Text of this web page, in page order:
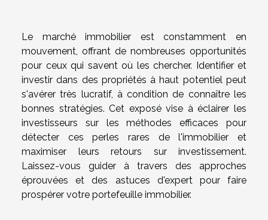
Le marché immobilier est constamment en
mouvement, offrant de nombreuses opportunités
pour ceux qui savent où les chercher. Identifier et
investir dans des propriétés à haut potentiel peut
s'avérer très lucratif, à condition de connaître les
bonnes stratégies. Cet exposé vise à éclairer les
investisseurs sur les méthodes efficaces pour
détecter ces perles rares de l'immobilier et
maximiser leurs retours sur investissement.
Laissez-vous guider à travers des approches
éprouvées et des astuces d'expert pour faire
prospérer votre portefeuille immobilier.